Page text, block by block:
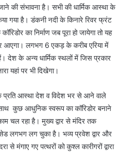
जाने की संभावना है। सभी की धार्मिक आस्था के
गया है। डंकनी नदी के किनारे रिवर फ्रंट
का निर्माण जब पूरा हो जायेगा तो यह
आएगा। लगभग 6 एकड़ के करीब एरिया में
हैं। देश के अन्य धार्मिक स्थलों में जिस प्रकार
यहां पर भी दिखेगा।
के प्रति आस्था देश व विदेश भर से आने वाले
कुछ आधुनिक स्वरूप का कॉरिडोर बनाने
चल रहा है। मुख्य द्वार से मंदिर तक
लगभग लग चुका है। भव्य प्रवेश द्वार और
मंगाए गए पत्थरों को कुश्ल कारीगरों द्वारा